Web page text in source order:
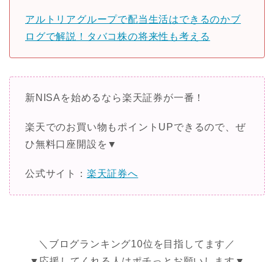
アルトリアグループで配当生活はできるのかブ
ログで解説！タバコ株の将来性も考える
新NISAを始めるなら楽天証券が一番！
楽天でのお買い物もポイントUPできるので、ぜ
ひ無料口座開設を▼
公式サイト： 楽天証券へ
＼ブログランキング10位を目指してます／